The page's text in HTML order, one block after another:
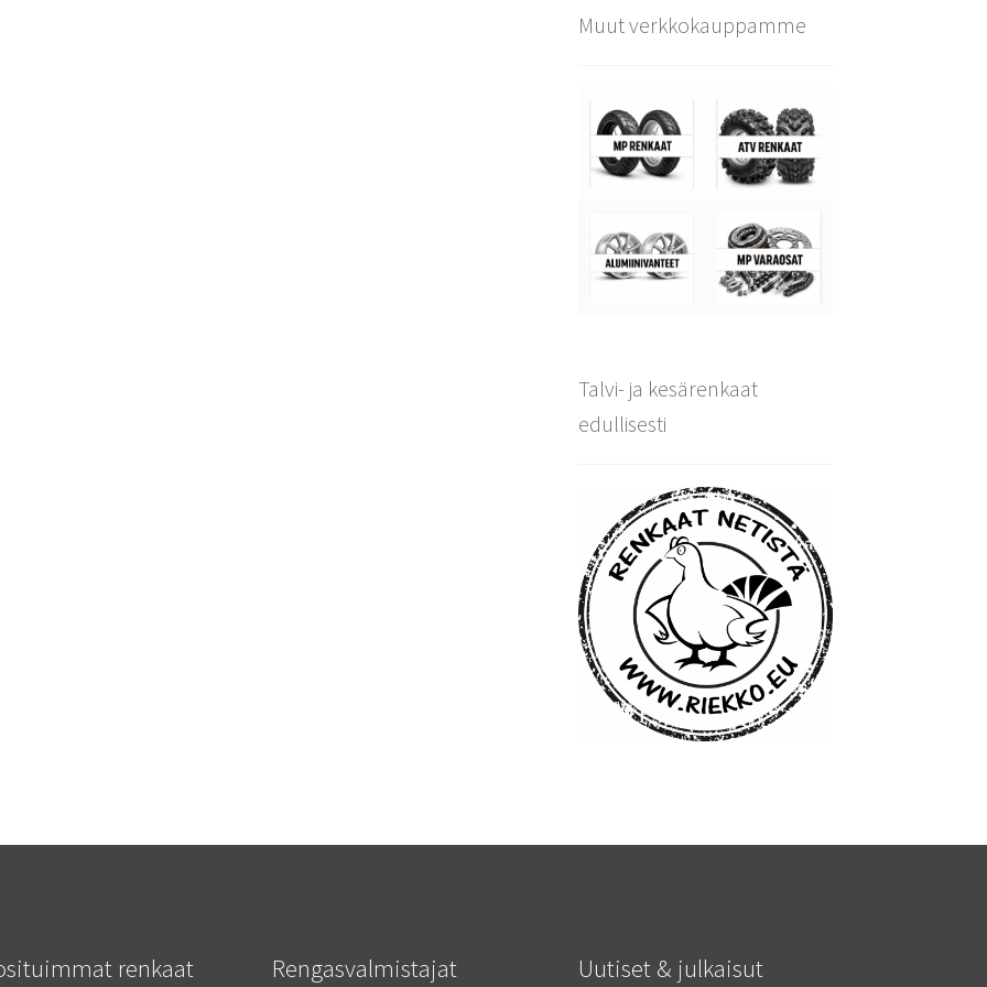
Muut verkkokauppamme
Talvi- ja kesärenkaat
edullisesti
renkaat Rengasvalmistajat Uutiset & julkaisut